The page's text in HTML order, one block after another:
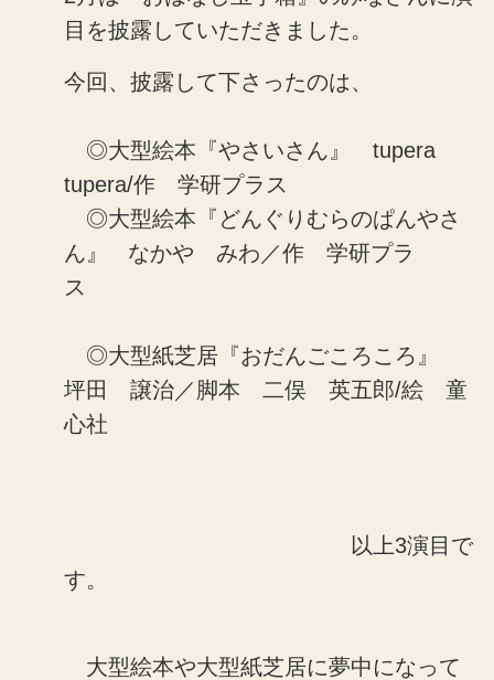
目を披露していただきました。
今回、披露して下さったのは、
◎大型絵本『やさいさん』 tupera
tupera/作 学研プラス
◎大型絵本『どんぐりむらのぱんやさ
ん』 なかや みわ／作 学研プラ
ス
◎大型紙芝居『おだんごころころ』
坪田 譲治／脚本 二俣 英五郎/絵 童
心社
以上3演目で
す。
大型絵本や大型紙芝居に夢中になって